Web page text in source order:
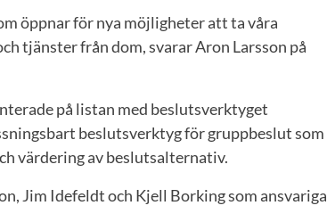
öppnar för nya möjligheter att ta våra
tjänster från dom, svarar Aron Larsson på
på listan med beslutsverktyget
beslutsverktyg för gruppbeslut som
värdering av beslutsalternativ.
Jim Idefeldt och Kjell Borking som ansvariga